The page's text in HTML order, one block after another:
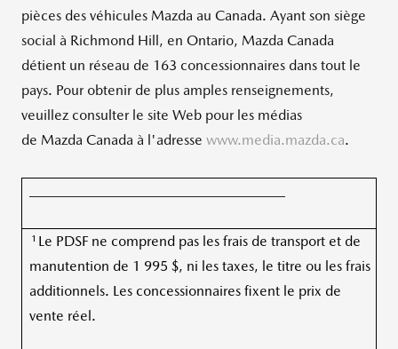
pièces des véhicules Mazda au Canada. Ayant son siège
social à Richmond Hill, en Ontario, Mazda Canada
détient un réseau de 163 concessionnaires dans tout le
pays. Pour obtenir de plus amples renseignements,
veuillez consulter le site Web pour les médias
de Mazda Canada à l'adresse www.media.mazda.ca.
1Le PDSF ne comprend pas les frais de transport et de
manutention de 1 995 $, ni les taxes, le titre ou les frais
additionnels. Les concessionnaires fixent le prix de
vente réel.